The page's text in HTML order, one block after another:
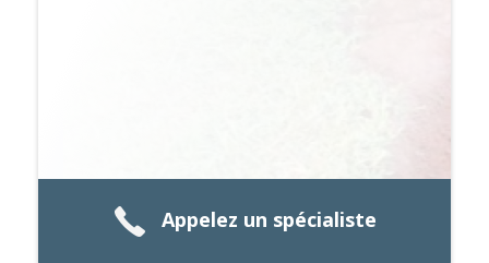
Appelez un spécialiste